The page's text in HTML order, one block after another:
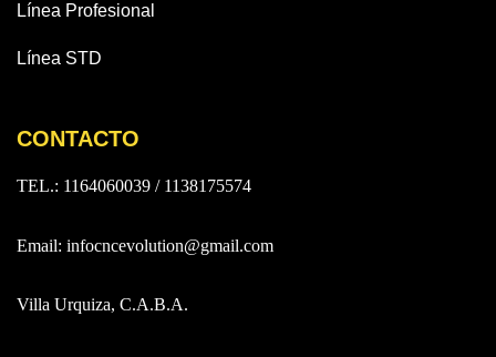
Línea Profesional
Línea STD
CONTACTO
TEL.: 1164060039 / 1138175574
Email: infocncevolution@gmail.com
Villa Urquiza, C.A.B.A.